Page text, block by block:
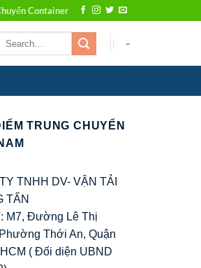
Container
-
TRUNG CHUYỂN
TNHH DV- VẬN TẢI
TẤN
M7, Đường Lê Thị
Thới An, Quận
HCM ( Đối diện UBND